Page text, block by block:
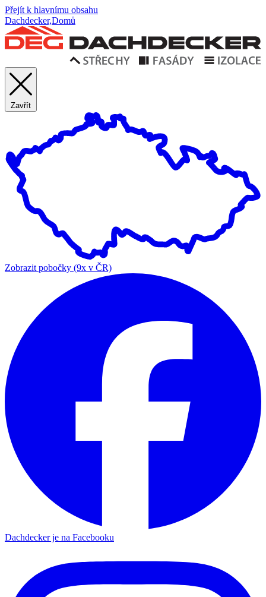
Přejít k hlavnímu obsahu
Dachdecker,Domů
Zavřít
Zobrazit pobočky (9x v ČR)
Dachdecker je na Facebooku